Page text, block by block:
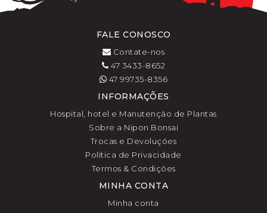
FALE CONOSCO
Contate-nos
47 3433-8652
47 99735-8356
INFORMAÇÕES
Hospital, hotel e Manutenção de Plantas
Sobre a Nipon Bonsai
Trocas e Devoluções
Política de Privacidade
Termos & Condições
MINHA CONTA
Minha conta